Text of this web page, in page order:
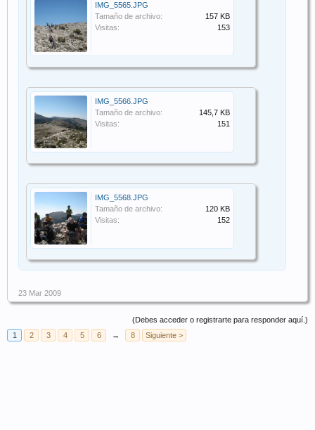
IMG_5565.JPG
Tamaño de archivo:
157 KB
Visitas:
153
IMG_5566.JPG
Tamaño de archivo:
145,7 KB
Visitas:
151
IMG_5568.JPG
Tamaño de archivo:
120 KB
Visitas:
152
23 Mar 2009
(Debes acceder o registrarte para responder aquí.)
1
2 3 4 5 6 → 8 Siguiente >